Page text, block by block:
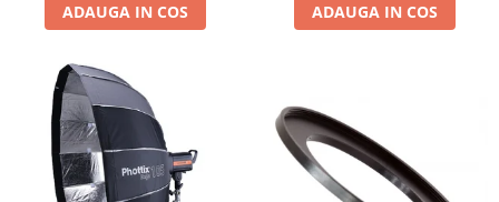
ADAUGA IN COS ADAUGA IN COS